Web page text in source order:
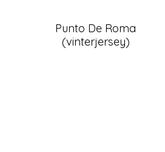
Punto De Roma
(vinterjersey)